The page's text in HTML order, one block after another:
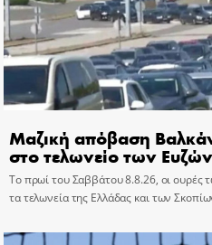
Μαζική απόβαση
στο τελωνείο των
Το πρωί του Σαββάτου 8.8.26, οι ουρές
τα τελωνεία της Ελλάδας και των